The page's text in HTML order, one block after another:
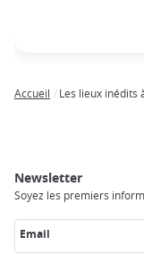
Accueil Les lieux inédits
Newsletter
Soyez les premiers
Email